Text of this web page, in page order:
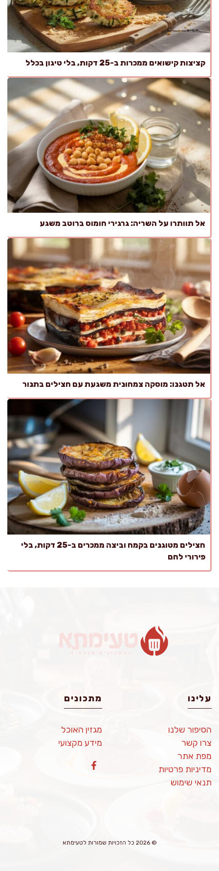
קציצות קישואים ממכרות ב-25 דקות, בלי טיגון בכלל
אל תוותרו על השריה: גרגירי חומוס ברוטב משגע
אל תטגנו: מוסקה צמחונית משגעת עם חצילים בתנור
חצילים מטוגנים בקמח וביצה ממכרים ב-25 דקות, בלי
פירורי לחם
עלינו
הסיפור שלנו
צרו קשר
מפת אתר
מדיניות פרטיות
תנאי שימוש
מתכונים
מגזין האוכל
מידע מקצועי
© 2026 כל הזכויות שמורות לטעימתא